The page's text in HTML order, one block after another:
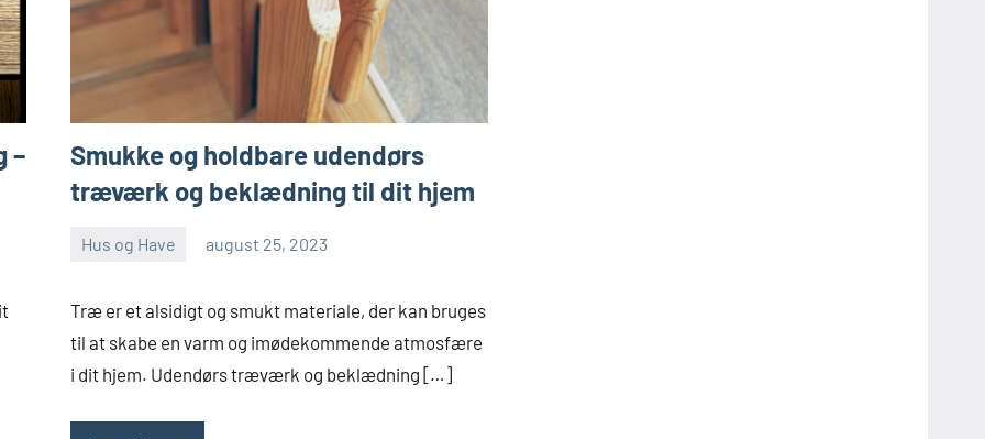
–
Smukke og holdbare udendørs
træværk og beklædning til dit hjem
Hus og Have august 25, 2023
Træ er et alsidigt og smukt materiale, der kan bruges
til at skabe en varm og imødekommende atmosfære
i dit hjem. Udendørs træværk og beklædning […]